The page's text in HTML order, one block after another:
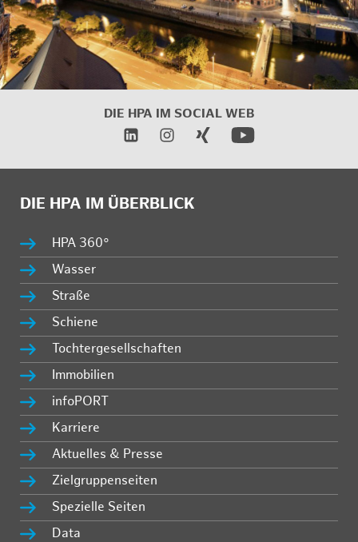
DIE HPA IM SOCIAL WEB
DIE HPA IM ÜBERBLICK
HPA 360°
Wasser
Straße
Schiene
Tochtergesellschaften
Immobilien
infoPORT
Karriere
Aktuelles & Presse
Zielgruppenseiten
Spezielle Seiten
Data